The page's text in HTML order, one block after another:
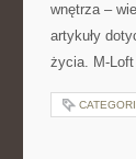
wnętrza –
artykuły
życia. M-